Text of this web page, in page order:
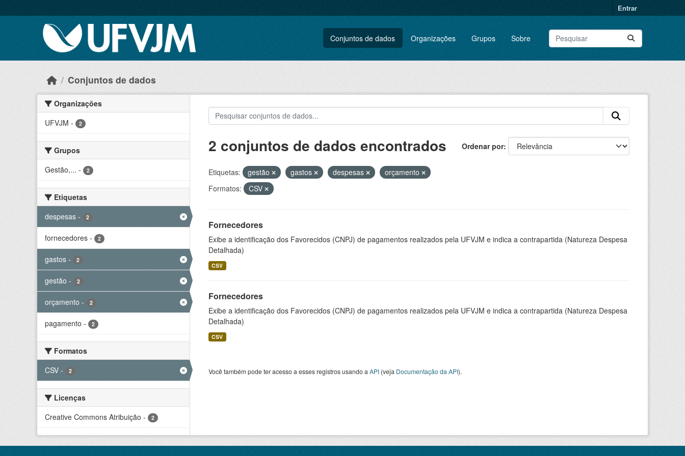
Entrar
Conjuntos de dados Organizações Grupos Sobre
Conjuntos de dados
Organizações
UFVJM - 2
Grupos
Gestão,... - 2
Etiquetas
despesas - 2
fornecedores - 2
gastos - 2
gestão - 2
orçamento - 2
pagamento - 2
Formatos
CSV - 2
Licenças
Creative Commons Atribuição - 2
Ordenar por
2 conjuntos de dados encontrados
Etiquetas: gestão gastos despesas
orçamento
Formatos:
CSV
Fornecedores
Exibe a identificação dos Favorecidos (CNPJ) de pagamentos realizados pela UFVJM e indica a contrapartida (Natureza Despesa
Detalhada)
CSV
Fornecedores
Exibe a identificação dos Favorecidos (CNPJ) de pagamentos realizados pela UFVJM e indica a contrapartida (Natureza Despesa
Detalhada)
CSV
Você também pode ter acesso a esses registros usando a API(veja Documentação da API).